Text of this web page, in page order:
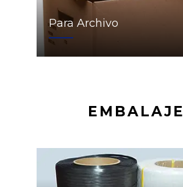
Para Archivo
EMBALAJE